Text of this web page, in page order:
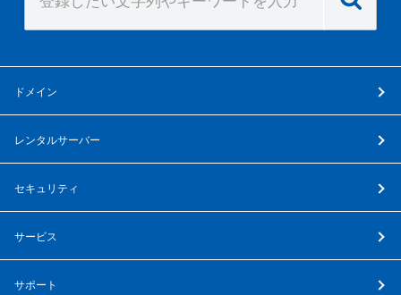
ドメイン
レンタルサーバー
セキュリティ
サービス
サポート